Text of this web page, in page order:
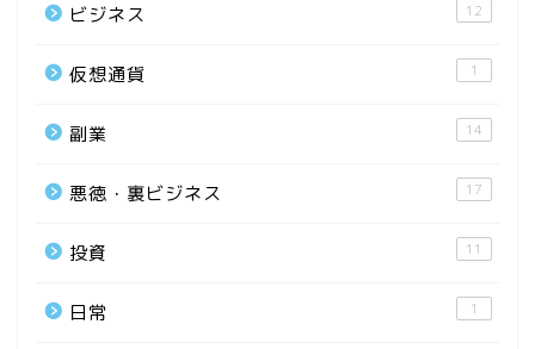
ビジネス 12
仮想通貨 1
副業 14
悪徳・裏ビジネス 17
投資 11
日常 1